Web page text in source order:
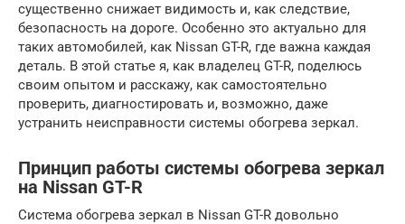
существенно снижает видимость и, как следствие,
безопасность на дороге. Особенно это актуально для
таких автомобилей, как Nissan GT-R, где важна каждая
деталь. В этой статье я, как владелец GT-R, поделюсь
своим опытом и расскажу, как самостоятельно
проверить, диагностировать и, возможно, даже
устранить неисправности системы обогрева зеркал.
Принцип работы системы обогрева зеркал
на Nissan GT-R
Система обогрева зеркал в Nissan GT-R довольно